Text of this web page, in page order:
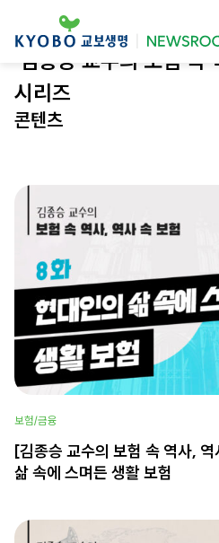
‘김종승 교수의 보험 속
시리즈
콘텐츠
보험/금융
[김종승 교수의 보험 속 역사,
삶 속에 스며든 생활 보험